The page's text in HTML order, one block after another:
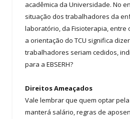
acadêmica da Universidade. No
situação dos trabalhadores da
laboratório, da Fisioterapia, entre
a orientação do TCU significa
trabalhadores seriam cedidos,
para a EBSERH?
Direitos Ameaçados
Vale lembrar que quem optar pela
manterá salário, regras de